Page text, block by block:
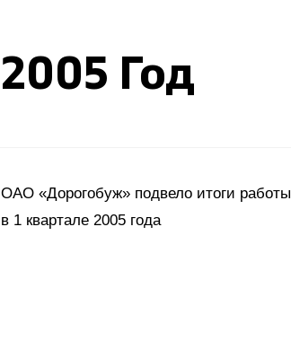
2005 Год
ОАО «Дорогобуж» подвело итоги работы
в 1 квартале 2005 года